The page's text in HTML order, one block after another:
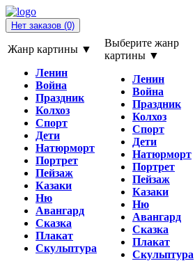
Нет заказов (0)
Жанр картины ▼
Ленин
Война
Праздник
Колхоз
Спорт
Дети
Натюрморт
Портрет
Пейзаж
Казаки
Ню
Авангард
Сказка
Плакат
Скульптура
Выберите жанр
картины ▼
Ленин
Война
Праздник
Колхоз
Спорт
Дети
Натюрморт
Портрет
Пейзаж
Казаки
Ню
Авангард
Сказка
Плакат
Скульптура